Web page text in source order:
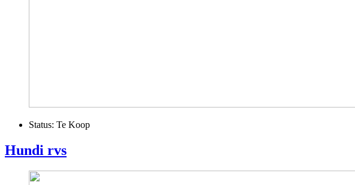
Status: Te Koop
Hundi rvs